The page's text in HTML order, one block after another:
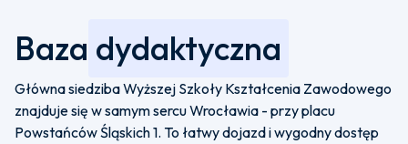
Baza dydaktyczna
Główna siedziba Wyższej Szkoły Kształcenia Zawodowego
znajduje się w samym sercu Wrocławia - przy placu
Powstańców Śląskich 1. To łatwy dojazd i wygodny dostęp